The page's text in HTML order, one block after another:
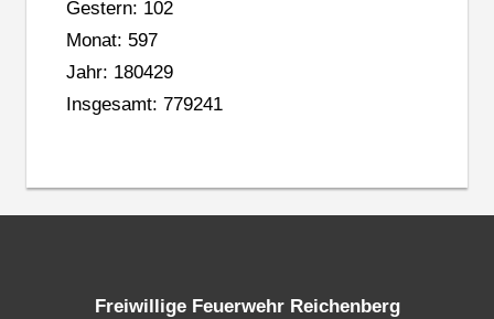
Gestern: 102
Monat: 597
Jahr: 180429
Insgesamt: 779241
Freiwillige Feuerwehr Reichenberg